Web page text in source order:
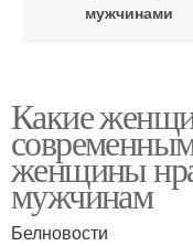
мужчинами
Какие
женщины
мужчинам
Белновости